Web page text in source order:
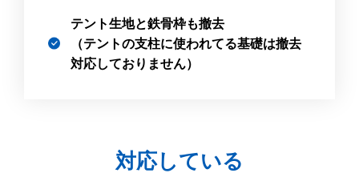
テント生地と鉄骨枠も撤去
（テントの支柱に使われてる基礎は撤去
対応しておりません）
対応している